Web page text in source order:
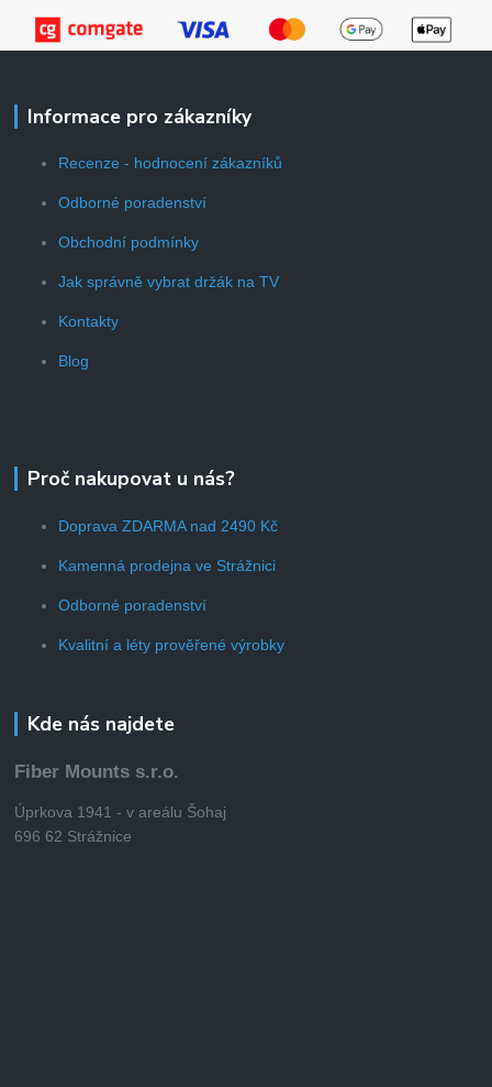
Informace pro zákazníky
Recenze - hodnocení zákazníků
Odborné poradenství
Obchodní podmínky
Jak správně vybrat držák na TV
Kontakty
Blog
Proč nakupovat u nás?
Doprava ZDARMA nad 2490 Kč
Kamenná prodejna ve Strážnici
Odborné poradenství
Kvalitní a léty prověřené výrobky
Kde nás najdete
Fiber Mounts s.r.o.
Úprkova 1941 - v areálu Šohaj
696 62 Strážnice